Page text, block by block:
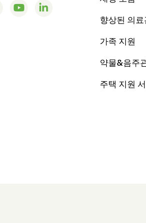
향상된 의
가족 지원
약물&음주
주택 지원